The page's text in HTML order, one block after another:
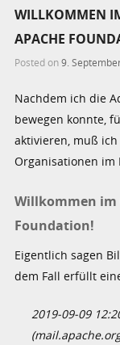
WILLKOMMEN
APACHE
Posted on9.
Nachdem ich die
bewegen konnte,
aktivieren, muß
Organisationen im
Willkommen im
Foundation!
Eigentlich sagen
dem Fall erfüllt
2019-09-09